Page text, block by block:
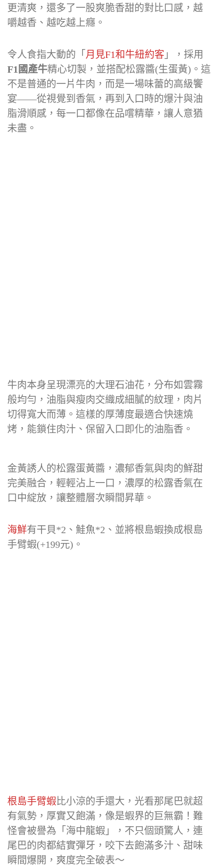
更清爽，還多了一股爽脆香甜的對比口感，越
嚼越香、越吃越上癮。
令人食指大動的「 月見F1和牛紐約客 」，採用
F1國產牛精心切製，並搭配松露醬(生蛋黃)。這
不是普通的一片牛肉，而是一場味蕾的高級饗
宴——從視覺到香氣，再到入口時的爆汁與油
脂滑順感，每一口都像在品嚐精華，讓人意猶
未盡。
牛肉本身呈現漂亮的大理石油花，分布如雲霧
般均勻，油脂與瘦肉交織成細膩的紋理，肉片
切得寬大而薄。這樣的厚薄度最適合快速燒
烤，能鎖住肉汁、保留入口即化的油脂香。
金黃誘人的松露蛋黃醬，濃郁香氣與肉的鮮甜
完美融合，輕輕沾上一口，濃厚的松露香氣在
口中綻放，讓整體層次瞬間昇華。
海鮮有干貝*2、鮭魚*2、並將根島蝦換成根島
手臂蝦(+199元)。
根島手臂蝦 比小涼的手還大，光看那尾巴就超
有氣勢，厚實又飽滿，像是蝦界的巨無霸！難
怪會被譽為「海中龍蝦」，不只個頭驚人，連
尾巴的肉都結實彈牙，咬下去飽滿多汁、甜味
瞬間爆開，爽度完全破表～